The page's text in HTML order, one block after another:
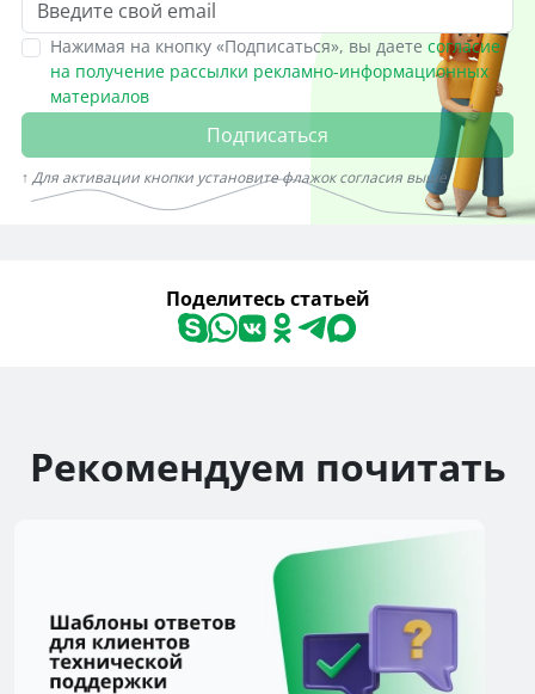
Нажимая на кнопку «Подписаться», вы даете согласие
на получение рассылки рекламно-информационных
материалов
Подписаться
↑ Для активации кнопки установите флажок согласия выше
Поделитесь статьей
Рекомендуем почитать